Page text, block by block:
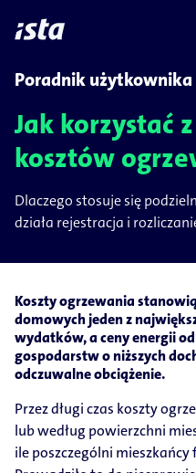
languagechevron_right
Poradnik
Jak korzystać
kosztów
Dlaczego stosuje się
działa rejestracja i
Koszty ogrzewania
domowych jeden z
wydatków, a ceny energii
gospodarstw o niższych
odczuwalne obciążenie.
Przez długi czas koszty
lub według powierzchni
ile poszczególni